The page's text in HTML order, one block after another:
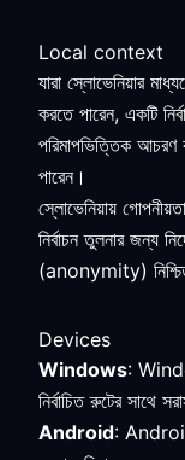
Local context
যারা স্লোভেনিয়ার
করতে পারেন, একটি
পরিমাপভিত্তিক আচরণ
পারেন।
স্লোভেনিয়ায়
নির্বাচন তুলনার জন্য
(anonymity)
Devices
Windows:
নির্বাচিত রুটের সাথে
Android: Android